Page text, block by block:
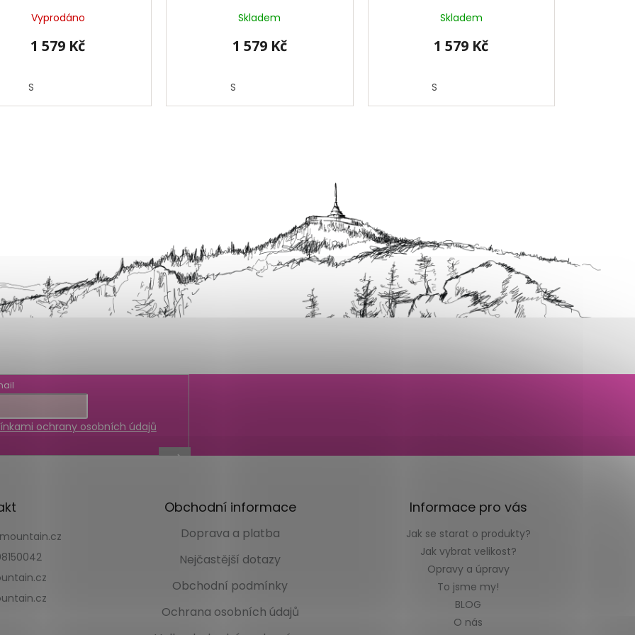
Vyprodáno
1 579 Kč
S
Skladem
1 579 Kč
S
Skladem
1 579 Kč
S
ochrany osobních údajů
Obchodní informace
Doprava a platba
Nejčastější dotazy
Obchodní podmínky
Ochrana osobních údajů
Informace pro vás
Jak se starat o produkty?
Jak vybrat velikost?
Opravy a úpravy
To jsme my!
BLOG
O nás